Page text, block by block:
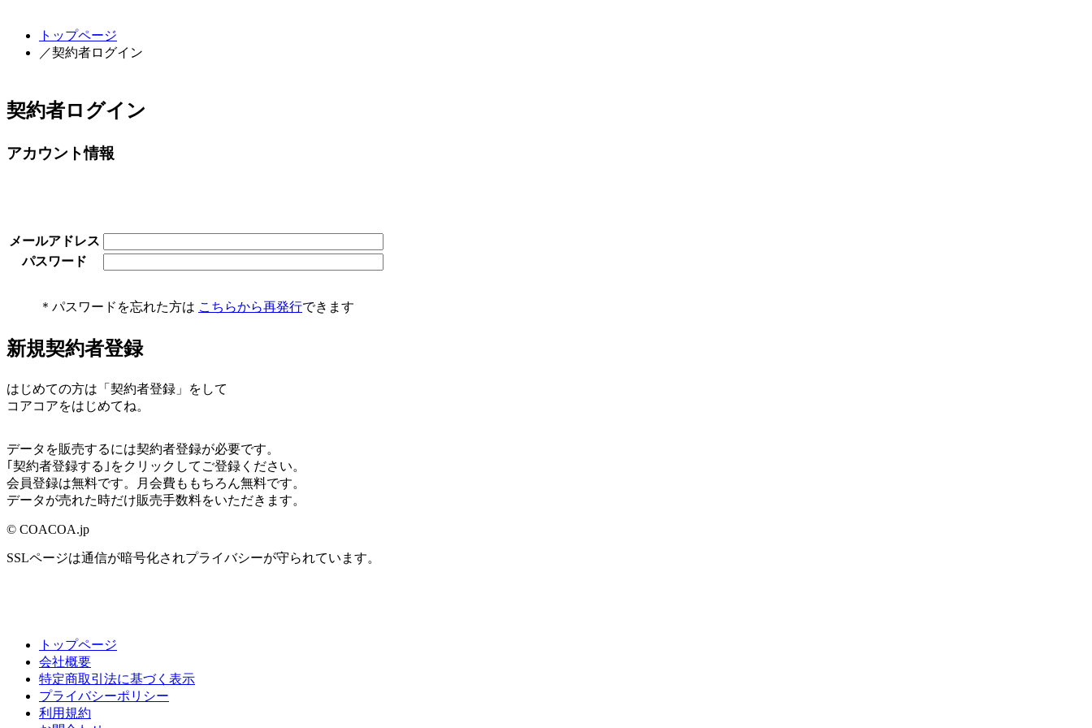
トップページ
／契約者ログイン
契約者ログイン
アカウント情報
メールアドレス
パスワード
＊パスワードを忘れた方は こちらから再発行できます
新規契約者登録
はじめての方は「契約者登録」をして
コアコアをはじめてね。
データを販売するには契約者登録が必要です。
｢契約者登録する｣をクリックしてご登録ください。
会員登録は無料です。月会費ももちろん無料です。
データが売れた時だけ販売手数料をいただきます。
© COACOA.jp
SSLページは通信が暗号化されプライバシーが守られています。
トップページ
会社概要
特定商取引法に基づく表示
プライバシーポリシー
利用規約